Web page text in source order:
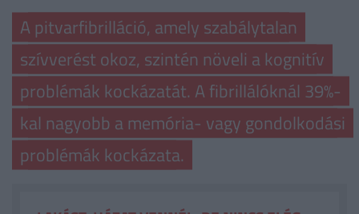
A pitvarfibrilláció, amely szabálytalan
szívverést okoz, szintén növeli a kognitív
problémák kockázatát. A fibrillálóknál 39%-
kal nagyobb a memória- vagy gondolkodási
problémák kockázata.